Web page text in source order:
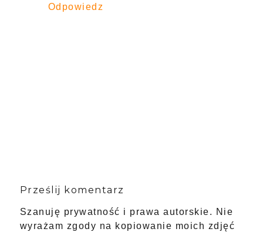
Odpowiedz
Prześlij komentarz
Szanuję prywatność i prawa autorskie. Nie
wyrażam zgody na kopiowanie moich zdjęć